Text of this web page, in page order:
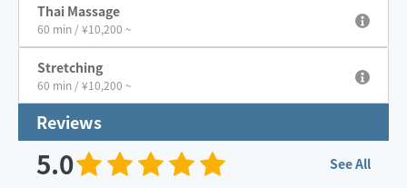
Thai Massage
60 min / ¥10,200 ~
Stretching
60 min / ¥10,200 ~
Reviews
5.0
See All